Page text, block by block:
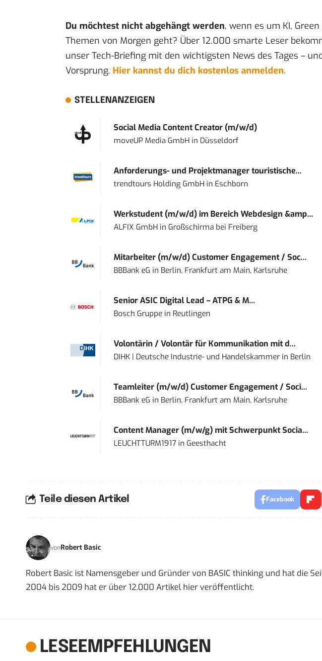
Du möchtest nicht abgehängt werden, wenn es um KI,
Themen von Morgen geht? Über 12.000 smarte Leser
unser Tech-Briefing mit den wichtigsten News des Tages –
Vorsprung. Hier kannst du dich kostenlos anmelden.
STELLENANZEIGEN
Social Media Content Creator (m/w/d)
moveUP Media GmbHin Düsseldorf
Anforderungs- und Projektmanager touristische...
trendtours Holding GmbHin Eschborn
Werkstudent (m/w/d) im Bereich Webdesign &amp...
ALFIX GmbHin Großschirma bei Freiberg
Mitarbeiter (m/w/d) Customer Engagement / Soc...
BBBank eG in Berlin, Frankfurt am Main, Karlsruhe
Senior ASIC Digital Lead – ATPG & M...
Bosch Gruppein Reutlingen
Volontärin / Volontär für Kommunikation mit d...
DIHK | Deutsche Industrie- und Handelskammerin Berlin
Teamleiter (m/w/d) Customer Engagement / Soci...
BBBank eG in Berlin, Frankfurt am Main, Karlsruhe
Content Manager (m/w/g) mit Schwerpunkt Socia...
LEUCHTTURM1917in Geesthacht
Teile diesen Artikel Facebook
vonRobert Basic
Robert Basic ist Namensgeber und Gründer von BASIC thinking und hat die
2004 bis 2009 hat er über 12.000 Artikel hier veröffentlicht.
LESEEMPFEHLUNGEN